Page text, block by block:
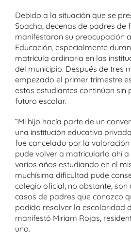
Debido a la situación que se
Soacha, decenas de padres de
manifestaron su preocupación
Educación, especialmente
matrícula ordinaria en las
del municipio. Después de tres
empezado el primer trimestre
estos estudiantes continúan sin
futuro escolar.
“Mi hijo hacía parte de un
una institución educativa
fue cancelado por la valoración
pude volver a matricularlo ahí
varios años estudiando en el
muchísima dificultad pude
colegio oficial, no obstante,
casos de padres que conozco
podido resolver la escolaridad
manifestó Miriam Rojas,
uno.